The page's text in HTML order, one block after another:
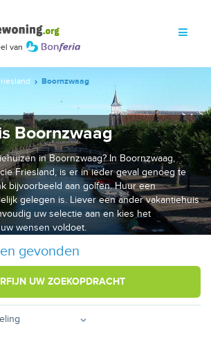
Boornzwaag
Boornzwaag
in Boornzwaag? In Boornzwaag,
Friesland, is er in ieder geval genoeg te
bijvoorbeeld aan golfen. Huur een
gelegen is. Liever een ander vakantiehuis
uw selectie aan en kies het
wensen voldoet.
gevonden
UW ZOEKOPDRACHT